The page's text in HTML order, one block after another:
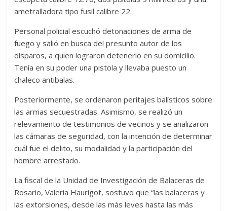
ametralladora tipo fusil calibre 22.
Personal policial escuchó detonaciones de arma de
fuego y salió en busca del presunto autor de los
disparos, a quien lograron detenerlo en su domicilio.
Tenía en su poder una pistola y llevaba puesto un
chaleco antibalas.
Posteriormente, se ordenaron peritajes balísticos sobre
las armas secuestradas. Asimismo, se realizó un
relevamiento de testimonios de vecinos y se analizaron
las cámaras de seguridad, con la intención de determinar
cuál fue el delito, su modalidad y la participación del
hombre arrestado.
La fiscal de la Unidad de Investigación de Balaceras de
Rosario, Valeria Haurigot, sostuvo que “las balaceras y
las extorsiones, desde las más leves hasta las más